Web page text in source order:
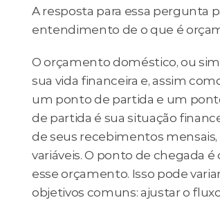
A resposta para essa pergunta
entendimento de o que é
O orçamento doméstico, ou
sua vida financeira e, assim
um ponto de partida e um
de partida é sua situação
de seus recebimentos mensais,
variáveis. O ponto de chegada
esse orçamento. Isso pode
objetivos comuns: ajustar o